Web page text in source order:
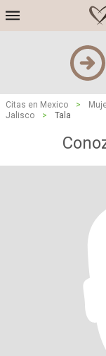
Citas en Mexico >
Jalisco
> Tala